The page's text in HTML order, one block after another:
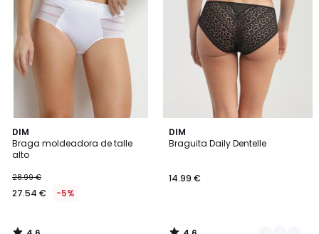
DIM
Braga moldeadora de talle
alto
28.99 €
27.54 € -5%
4,6
/ 5
DIM
Braguita Daily Dentelle
14.99 €
4,6
/ 5
4
Colores